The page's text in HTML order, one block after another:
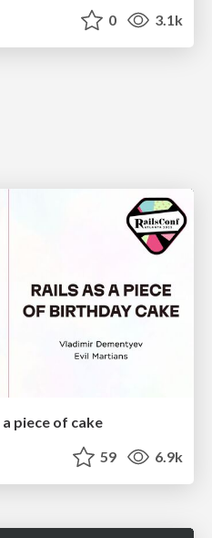
0 3.1k
a piece of cake
59 6.9k